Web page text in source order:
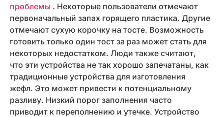
проблемы . Некоторые пользователи отмечают
первоначальный запах горящего пластика. Другие
отмечают сухую корочку на тосте. Возможность
готовить только один тост за раз может стать для
некоторых недостатком. Люди также считают,
что эти устройства не так хорошо запечатаны, как
традиционные устройства для изготовления
жефл. Это может привести к потенциальному
разливу. Низкий порог заполнения часто
приводит к переполнению и утечке. Устройство